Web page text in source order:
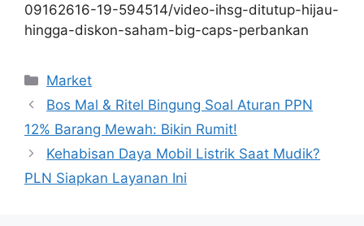
09162616-19-594514/video-ihsg-ditutup-hijau-
hingga-diskon-saham-big-caps-perbankan
Kategori
Market
Bos Mal & Ritel Bingung Soal Aturan PPN
12% Barang Mewah: Bikin Rumit!
Kehabisan Daya Mobil Listrik Saat Mudik?
PLN Siapkan Layanan Ini